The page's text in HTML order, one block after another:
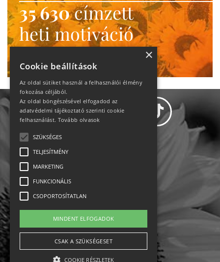
35 630címzett
heti motiváció
Ne maradj le!
Impresszum-kapcsolat
Jogi nyilatkozat
Rólunk
×
Cookie beállítások
Az oldal sütiket használ a felhasználói élmény
fokozása céljából.
Az oldal böngészésével elfogadod az
adatvédelmi tájékoztató szerinti cookie
felhasználást. Tovább olvasok
SZÜKSÉGES
TELJESÍTMÉNY
MARKETING
FUNKCIONÁLIS
CSOPORTOSÍTATLAN
MINDENT ELFOGADOK
CSAK A SZÜKSÉGESET
COOKIE RÉSZLETEK